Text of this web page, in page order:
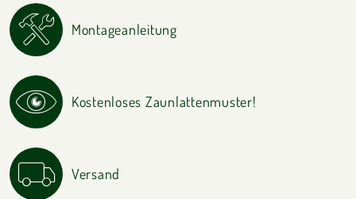
Montageanleitung
Kostenloses Zaunlattenmuster!
Versand